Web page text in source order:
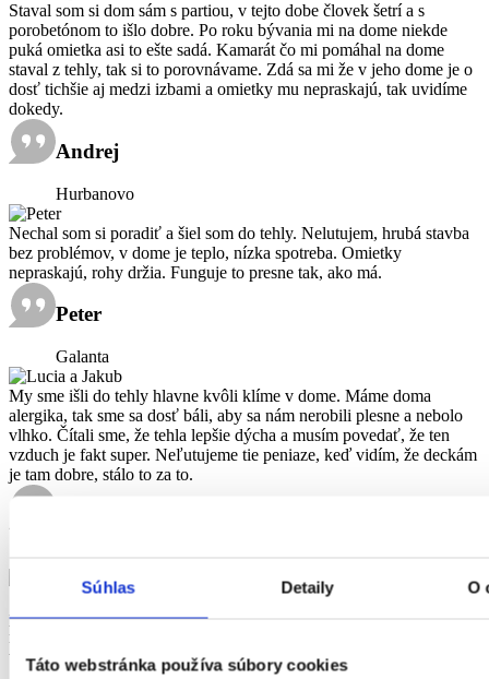
Súhlas Detaily O
Táto webstránka používa súbory cookies
Staval som si dom sám s partiou, v tejto dobe človek šetrí a s
porobetónom to išlo dobre. Po roku bývania mi na dome niekde
puká omietka asi to ešte sadá. Kamarát čo mi pomáhal na dome
staval z tehly, tak si to porovnávame. Zdá sa mi že v jeho dome je o
dosť tichšie aj medzi izbami a omietky mu nepraskajú, tak uvidíme
dokedy.
Andrej
Hurbanovo
Nechal som si poradiť a šiel som do tehly. Nelutujem, hrubá stavba
bez problémov, v dome je teplo, nízka spotreba. Omietky
nepraskajú, rohy držia. Funguje to presne tak, ako má.
Peter
Galanta
My sme išli do tehly hlavne kvôli klíme v dome. Máme doma
alergika, tak sme sa dosť báli, aby sa nám nerobili plesne a nebolo
vlhko. Čítali sme, že tehla lepšie dýcha a musím povedať, že ten
vzduch je fakt super. Neľutujeme tie peniaze, keď vidím, že deckám
je tam dobre, stálo to za to.
Staval som z akustickej tehly a nelutujem, je to poriadny mur, ziadny
papier. Akustika super, nic nepocut. Tehla je proste klasika, tie
moderne materialy ma nepresvedcili. Akurat bacha na prvy rad, s
tym sa treba vyhrat, potom to uz ide rychlo ako lego ... :)